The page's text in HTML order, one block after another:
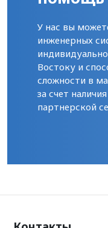
У нас вы
инженерных
Востоку и
сложности в
за счет
партнерской